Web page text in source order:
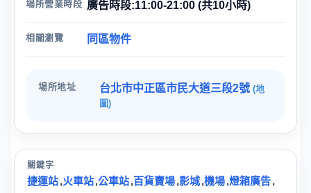
場所營業時段 廣告時段:11:00-21:00 (共10小時)
相關瀏覽 同區物件
場所地址 台北市中正區市民大道三段2號 (地
圖)
關鍵字
捷運站,火車站,公車站,百貨賣場,影城,機場,燈箱廣告,